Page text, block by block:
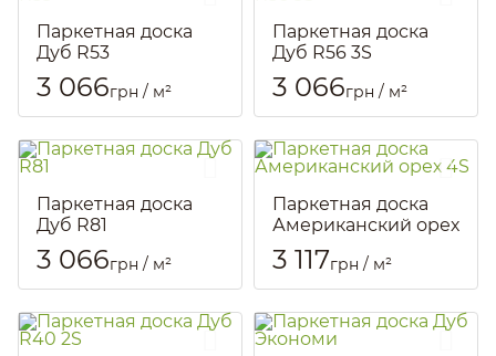
Паркетная доска
Дуб R53
Артикул:: 808
3 066грн / м²
Паркетная доска
Дуб R56 3S
Артикул:: 809
3 066грн / м²
Паркетная доска
Дуб R81
Артикул:: 810
3 066грн / м²
Паркетная доска
Американский орех
4S
Артикул:: 899
3 117грн / м²